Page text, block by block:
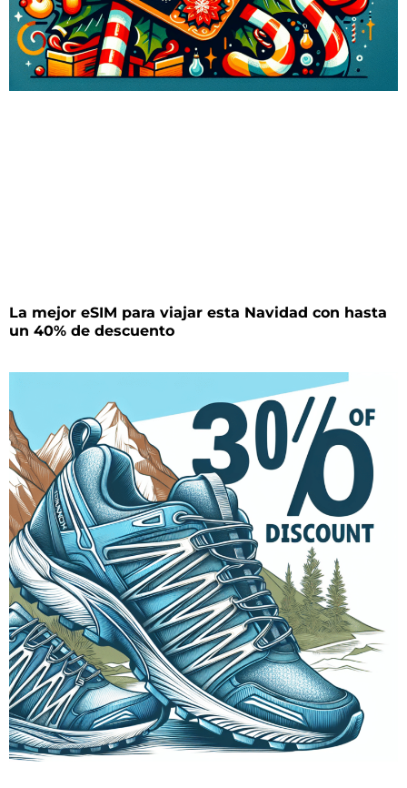
La mejor eSIM para viajar esta Navidad con hasta
un 40% de descuento